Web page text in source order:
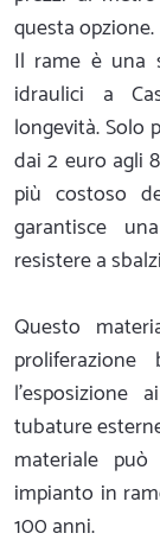
questa opzione.
Il rame è una
idraulici a
longevità. Solo
dai 2 euro agli
più costoso
garantisce
resistere a
Questo
l'esposizione
tubature
materiale
impianto in
100 anni.